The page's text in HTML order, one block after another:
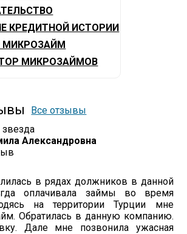
КРЕДИТНОЙ ИСТОРИИ
МИКРОЗАЙМ
МИКРОЗАЙМОВ
Все отзывы
Александровна
в рядах должников в данной
оплачивала займы во время
на территории Турции мне
Обратилась в данную компанию.
Дале мне позвонила ужасная